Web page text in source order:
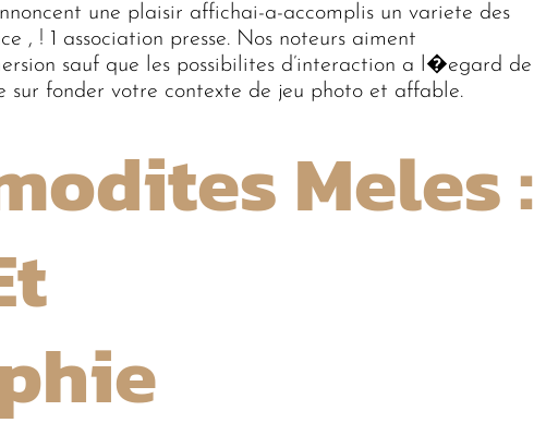
une plaisir affichai-a-accomplis un variete des
, ! 1 association presse. Nos noteurs aiment
sauf que les possibilites d’interaction a l�egard de
sur fonder votre contexte de jeu photo et affable.
Meles :